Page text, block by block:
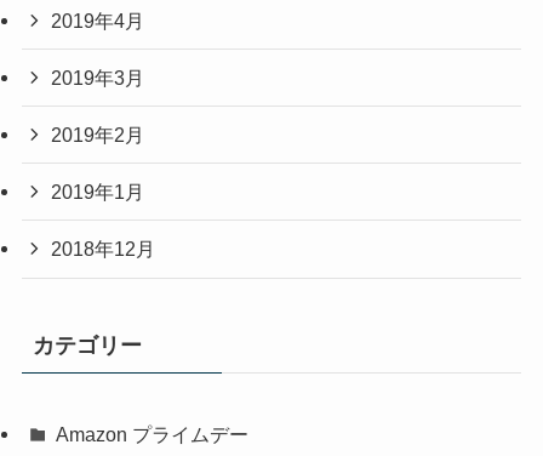
2019年4月
2019年3月
2019年2月
2019年1月
2018年12月
カテゴリー
Amazon プライムデー